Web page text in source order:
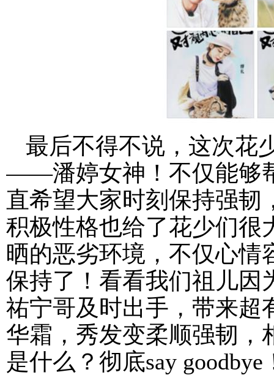
最后不得不说，这次花
——潘婷女神！不仅能够
直希望大家时刻保持强韧
积极性格也给了花少们很
晒的恶劣环境，不仅心情
保持了！看看我们祖儿因
祐宁哥及时出手，带来
华霜，秀发变柔顺强韧，
是什么？彻底say goodbye